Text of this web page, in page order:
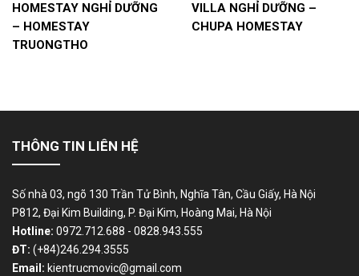
HOMESTAY NGHỈ DƯỠNG
– HOMESTAY
TRUONGTHO
VILLA NGHỈ DƯỠNG –
CHUPA HOMESTAY
THÔNG TIN LIÊN HỆ
Số nhà 03, ngõ 130 Trần Tử Bình, Nghĩa Tân, Cầu Giấy, Hà Nội
P812, Đại Kim Building, P. Đại Kim, Hoàng Mai, Hà Nội
Hotline: 0972.712.688 - 0828.943.555
ĐT: (+84)246.294.3555
Email: kientrucmovic@gmail.com